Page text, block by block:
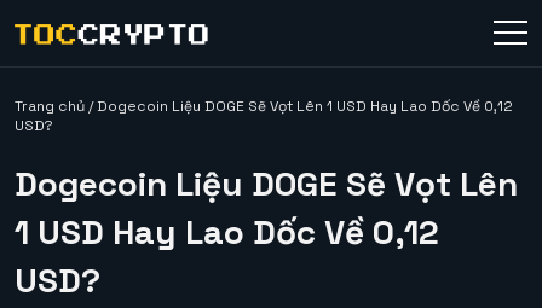
Trang chủ/Dogecoin Liệu DOGE Sẽ Vọt Lên 1 USD Hay Lao Dốc Về 0,12
USD?
Dogecoin Liệu DOGE Sẽ Vọt Lên
1 USD Hay Lao Dốc Về 0,12
USD?